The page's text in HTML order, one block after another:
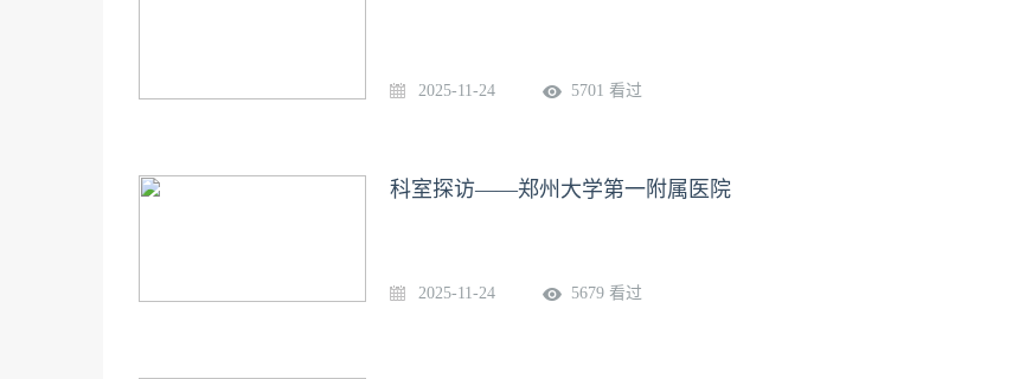
2025-11-24 5701 看过
科室探访——郑州大学第一附属医院
2025-11-24 5679 看过